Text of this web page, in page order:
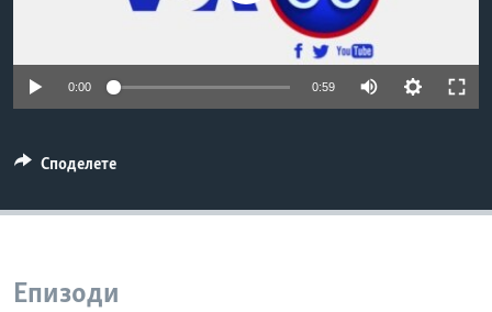
0:00 0:59
Споделете
Епизоди